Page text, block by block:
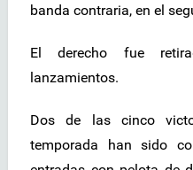
banda contraria, en el
El derecho fue
lanzamientos.
Dos de las cinco
temporada han sido